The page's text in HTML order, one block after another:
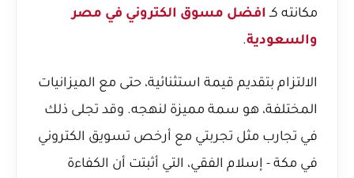
مكانته كـ افضل مسوق الكتروني في مصر
والسعودية.
الالتزام بتقديم قيمة استثنائية، حتى مع الميزانيات
المختلفة، هو سمة مميزة لنهجه. وقد تجلى ذلك
في تجارب مثل تجربتي مع أرخص تسويق الكتروني
في مكة - إسلام الفقي، التي أثبتت أن الكفاءة